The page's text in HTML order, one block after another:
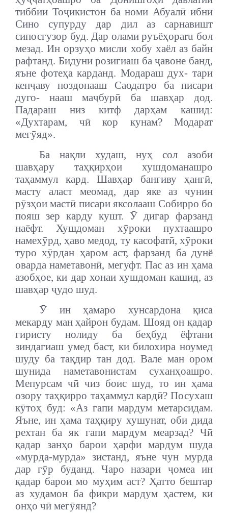
тиббии Тоҷикистон ба номи Абуалӣ ибни
Сино супурду дар дил аз сарнавишт
сипосгузор буд. Дар олами руъёҳоparu бол
мезад. Ин орзуҳо мисли хобу хаёл аз байн
рафтанд. Бидуни розигиаш ба ҷавоне банд,
яъне фотеҳа карданд. Модараш дух- тари
кенҷаву ноздонааш Саодатро ба писари
дуго- нааш маҷбурӣ ба шавҳар дод.
Падараш низ китф дарҳам кашид:
«Духтарам, чӣ кор кунам? Модарат
мегӯяд».
Ба нақли худаш, нуҳ сол азоби
шавҳару таҳқирҳои хушдоманашро
таҳаммул кард. Шавҳар бангиву ҳангӣ,
масту аласт меомад, дар яке аз чунин
рӯзҳои мастӣ писари яксолааш Собирро бо
пояш зер карду кушт. Ӯ дигар фарзанд
наёфт. Хушдоман хӯроки пухтаашро
намехӯрд, ҳаво медод, ту касофатӣ, хӯроки
туро хӯрдан ҳаром аст, фарзанд ба дунё
оварда наметавонӣ, мегуфт. Пас аз ин ҳама
азобҳое, ки дар хонаи хушдоман кашид, аз
шавҳар ҷудо шуд.
Ӯ ин ҳамаро хунсардона қиса
мекарду ман ҳайрон будам. Шояд он қадар
гиристу нолиду ба беҳбуд ёфтани
зиндагиаш умед баст, ки билохира ноумед
шуду ба тақдир тан дод. Вале ман ором
шунида наметавонистам суханҳоашро.
Мепурсам чӣ чиз боис шуд, то ин ҳама
озору таҳқирро таҳаммул кардӣ? Посухаш
кӯтоҳ буд: «Аз гапи мардум метарсидам.
Яъне, ин ҳама таҳқиру хушунат, оби дида
рехтан ба як гапи мардум меарзад? Чӣ
қадар занҳо барои ҳарфи мардум шуда
«мурда-мурда» зистанд, яъне чун мурда
дар гӯр буданд. Чаро назари ҷомеа ин
қадар барои мо муҳим аст? Ҳатто бештар
аз худамон ба фикри мардум ҳастем, ки
онҳо чӣ мегӯянд?